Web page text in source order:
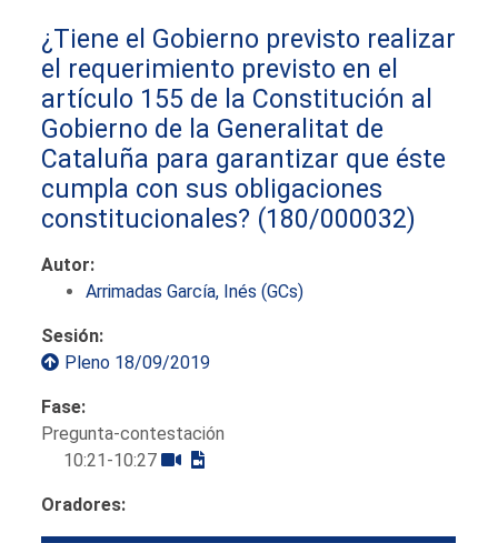
¿Tiene el Gobierno previsto realizar
el requerimiento previsto en el
artículo 155 de la Constitución al
Gobierno de la Generalitat de
Cataluña para garantizar que éste
cumpla con sus obligaciones
constitucionales? (180/000032)
Autor:
Arrimadas García, Inés (GCs)
Sesión:
Pleno 18/09/2019
Fase:
Pregunta-contestación
10:21-10:27
Oradores: